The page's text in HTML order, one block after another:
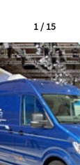
1 / 15